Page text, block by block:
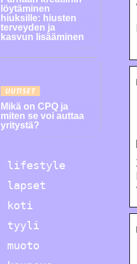
löytäminen
hiuksille: hiusten
terveyden ja
kasvun lisääminen
UUTISET
Mikä on CPQ ja
miten se voi auttaa
yritystä?
lifestyle
lapset
koti
tyyli
muoto